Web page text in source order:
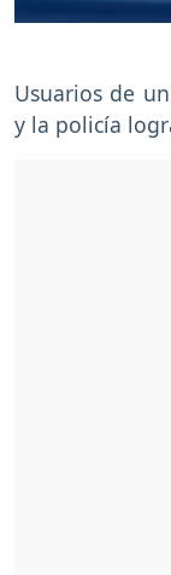
Usuarios de
y la policía